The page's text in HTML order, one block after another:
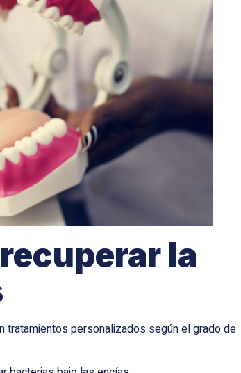
la
tratamientos personalizados según el grado de